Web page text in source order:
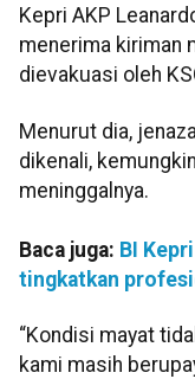
Kepri AKP
menerima kiriman
dievakuasi oleh
Menurut dia,
dikenali,
meninggalnya.
Baca juga: BI
tingkatkan
“Kondisi mayat
kami masih